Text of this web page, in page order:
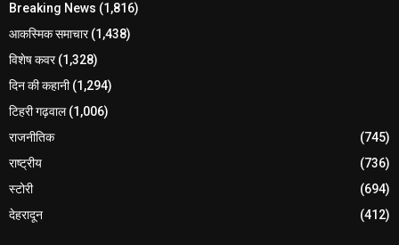
Breaking News (1,816)
आकस्मिक समाचार(1,438)
विशेष कवर(1,328)
दिन की कहानी(1,294)
टिहरी गढ़वाल(1,006)
राजनीतिक
(745)
राष्ट्रीय
(736)
स्टोरी
(694)
देहरादून
(412)